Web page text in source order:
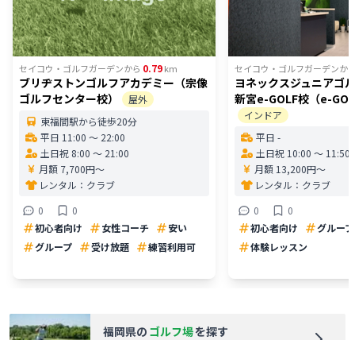
セイコウ・ゴルフガーデンから 0.79km
ブリヂストンゴルフアカデミー（宗像
ゴルフセンター校）
屋外
東福間駅から徒歩20分
平日 11:00 〜 22:00
土日祝 8:00 〜 21:00
月額 7,700円〜
レンタル： クラブ
0
0
初心者向け
女性コーチ
安い
グループ
受け放題 練習利用可
セイコウ・ゴルフガーデンか
ヨネックスジュニアゴ
新宮e-GOLF校（e-
インドア
平日 -
土日祝 10:00 〜 11:50
月額 13,200円〜
レンタル： クラブ
0
0
初心者向け
グループ
体験レッスン
福岡県の ゴルフ場を探す